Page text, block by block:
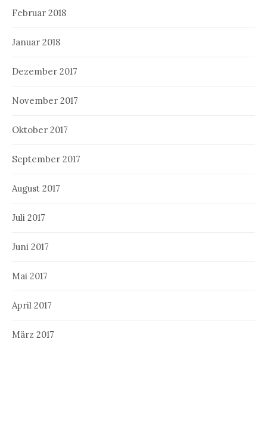
Februar 2018
Januar 2018
Dezember 2017
November 2017
Oktober 2017
September 2017
August 2017
Juli 2017
Juni 2017
Mai 2017
April 2017
März 2017